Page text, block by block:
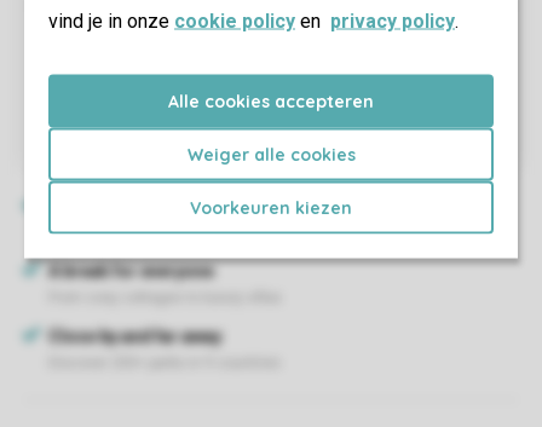
vind je in onze cookie policy en privacy policy.
Alle cookies accepteren
Weiger alle cookies
Voorkeuren kiezen